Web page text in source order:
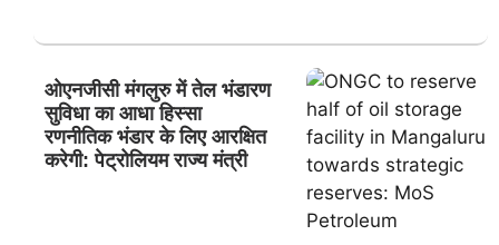
ओएनजीसी मंगलुरु में तेल भंडारण
सुविधा का आधा हिस्सा
रणनीतिक भंडार के लिए आरक्षित
करेगी: पेट्रोलियम राज्य मंत्री